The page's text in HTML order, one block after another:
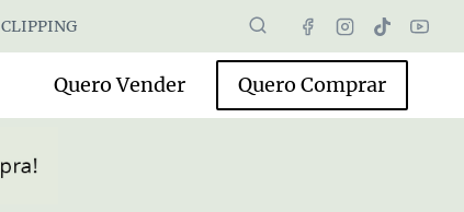
CLIPPING
Quero Vender Quero Comprar